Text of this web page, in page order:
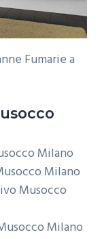
Fumarie a
Milano
Milano
Musocco
Milano